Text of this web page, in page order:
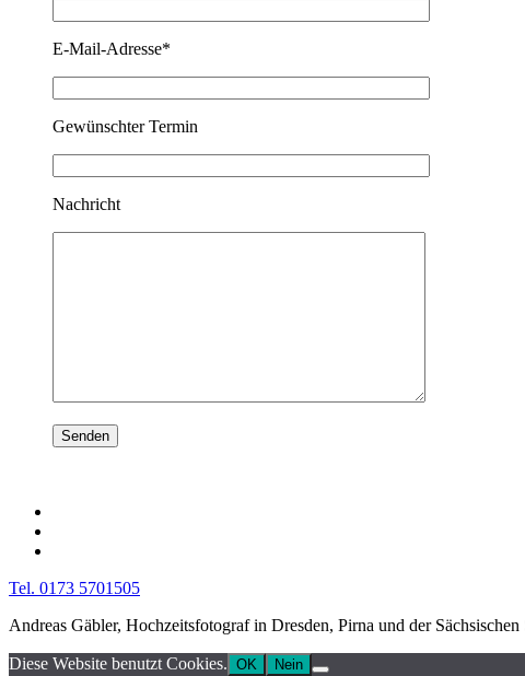
E-Mail-Adresse*
Gewünschter Termin
Nachricht
Tel. 0173 5701505
Andreas Gäbler, Hochzeitsfotograf in Dresden, Pirna und der Sächsischen
Diese Website benutzt Cookies. OK Nein